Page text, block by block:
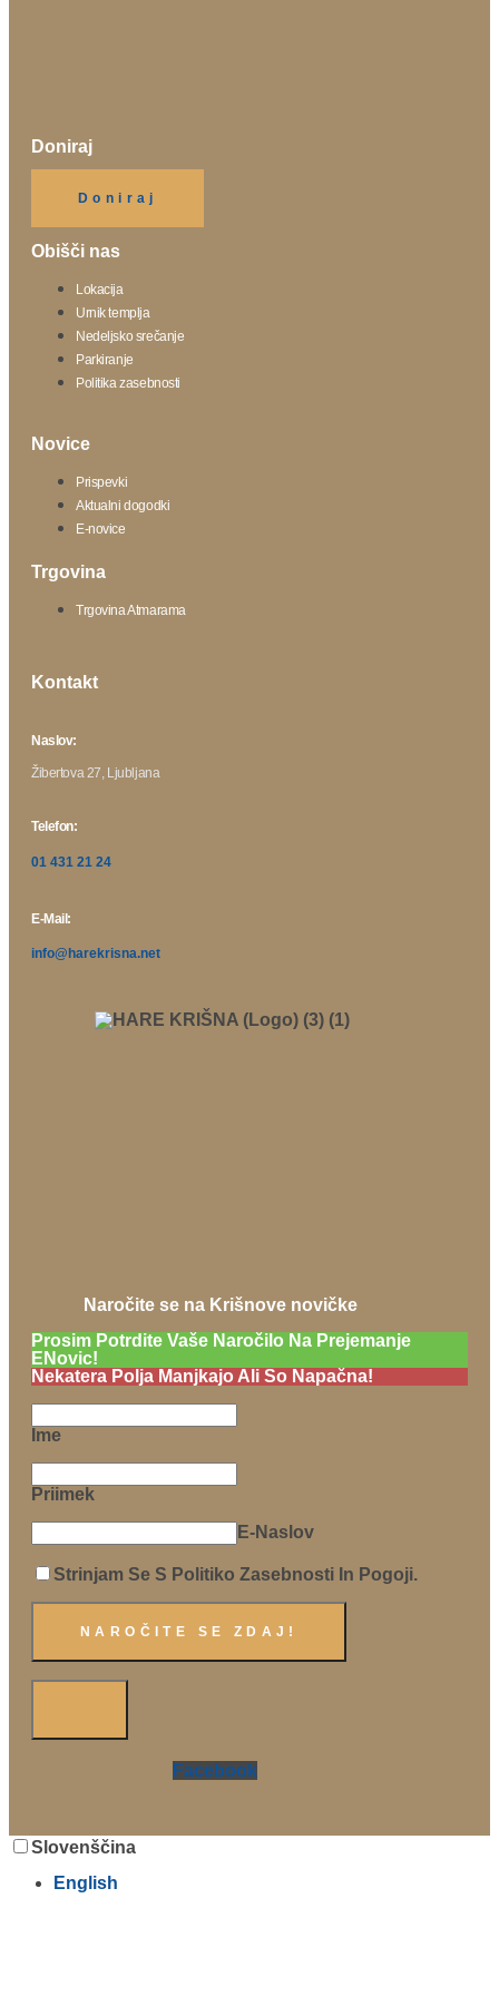
Doniraj
Doniraj
Obišči nas
Lokacija
Urnik templja
Nedeljsko srečanje
Parkiranje
Politika zasebnosti
Novice
Prispevki
Aktualni dogodki
E-novice
Trgovina
Trgovina Atmarama
Kontakt
Naslov:
Žibertova 27, Ljubljana
Telefon:
01 431 21 24
E-Mail:
info@harekrisna.net
Naročite se na Krišnove novičke
Prosim Potrdite Vaše Naročilo Na Prejemanje
ENovic!
Nekatera Polja Manjkajo Ali So Napačna!
Ime
Priimek
E-Naslov
Strinjam Se S Politiko Zasebnosti In Pogoji.
Facebook
Slovenščina
English